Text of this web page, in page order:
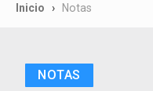
Inicio Notas
NOTAS